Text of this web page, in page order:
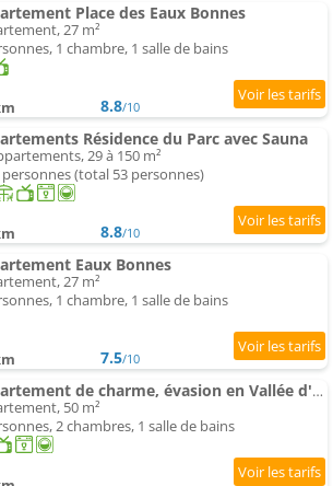
Place des Eaux Bonnes
27 m²
1 chambre, 1 salle de bains
8.8/10
Résidence du Parc avec Sauna
29 à 150 m²
personnes (total 53 personnes)
8.8/10
Eaux Bonnes
27 m²
1 chambre, 1 salle de bains
7.5/10
Appartement de charme, évasion en Vallée d'Ossau, 6 pers
50 m²
2 chambres, 1 salle de bains